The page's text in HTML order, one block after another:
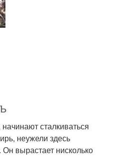
сталкиваться
неужели здесь
вырастает нисколько